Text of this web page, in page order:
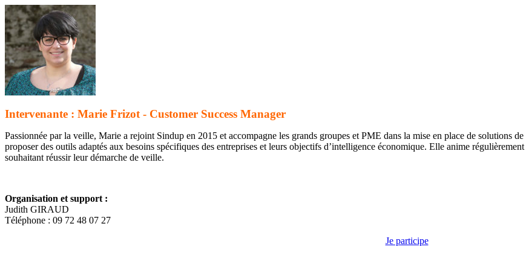
Intervenante : Marie Frizot - Customer Success Manager
Passionnée par la veille, Marie a rejoint Sindup en 2015 et accompagne les grands groupes et PME dans la mise en place de solutions
proposer des outils adaptés aux besoins spécifiques des entreprises et leurs objectifs d’intelligence économique. Elle anime
souhaitant réussir leur démarche de veille.
Organisation et support :
Judith GIRAUD
Téléphone : 09 72 48 07 27
Je participe